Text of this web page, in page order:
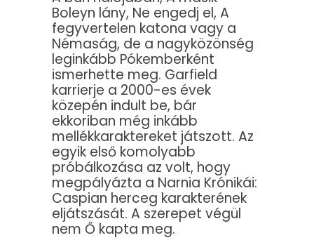
Boleyn lány, Ne engedj el, A
fegyvertelen katona vagy a
Némaság, de a nagyközönség
leginkább Pókemberként
ismerhette meg. Garfield
karrierje a 2000-es évek
közepén indult be, bár
ekkoriban még inkább
mellékkaraktereket játszott. Az
egyik első komolyabb
próbálkozása az volt, hogy
megpályázta a Narnia Krónikái:
Caspian herceg karakterének
eljátszását. A szerepet végül
nem Ő kapta meg.